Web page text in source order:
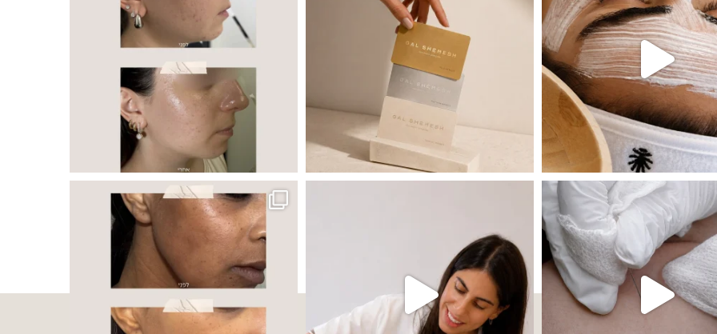
שהעור פשוט צריך לעצור רגע, לנשום ולהתאזן תהליך אחד שיכול לעשות הבדל גדול במראה ובאיכות העור